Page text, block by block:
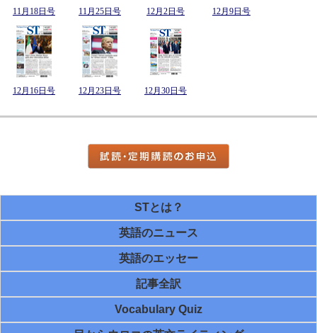
11月18日号 11月25日号 12月2日号 12月9日号
12月16日号 12月23日号 12月30日号
STとは？
英語のニュース
英語のエッセー
記事全訳
Vocabulary Quiz